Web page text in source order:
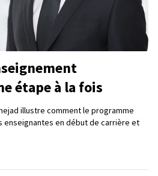
étape à la fois
illustre comment le programme
enseignantes en début de carrière et